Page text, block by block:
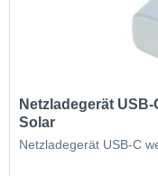
Netzladegerät
Solar
Netzladegerät USB-C